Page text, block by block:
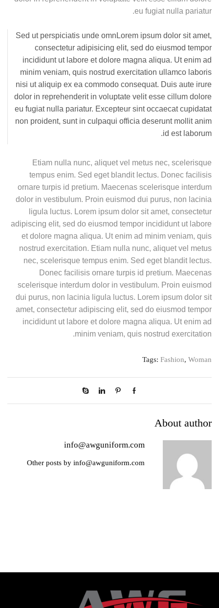
eu fugiat nulla pariatur.
Sed ut perspiciatis unde omnLorem ipsum dolor sit amet,
consectetur adipisicing elit, sed do eiusmod tempor
incididunt ut labore et dolore magna aliqua. Ut enim ad
minim veniam, quis nostrud exercitation ullamco laboris
nisi ut aliquip ex ea commodo consequat. Duis aute irure
dolor in reprehenderit in voluptate velit esse cillum dolore
eu fugiat nulla pariatur. Excepteur sint occaecat cupidatat
non proident, sunt in culpaqui officia deserunt mollit anim
id est laborum.
Etiam nulla nunc, aliquet vel metus nec, scelerisque
tempus enim. Sed eget blandit lectus. Donec facilisis
ornare turpis id pretium. Maecenas scelerisque interdum
dolor in vestibulum. Proin euismod dui purus, non lacinia
ligula luctus. Lorem ipsum dolor sit amet, consectetur
adipiscing elit, sed do eiusmod tempor incididunt ut labore
et dolore magna aliqua. Ut enim ad minim veniam, quis
nostrud exercitation. Etiam nulla nunc, aliquet vel metus
nec, scelerisque tempus enim. Sed eget blandit lectus.
Donec facilisis ornare turpis id pretium. Maecenas
scelerisque interdum dolor in vestibulum. Proin euismod
dui purus, non lacinia ligula luctus. Lorem ipsum dolor sit
amet, consectetur adipiscing elit, sed do eiusmod tempor
incididunt ut labore et dolore magna aliqua. Ut enim ad
minim veniam, quis nostrud exercitation.
Tags: Fashion, Woman
About author
info@awguniform.com
Other posts by info@awguniform.com